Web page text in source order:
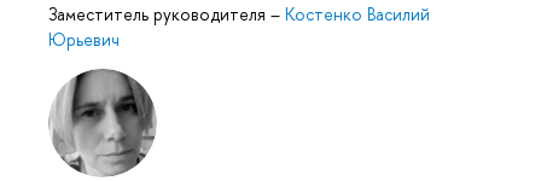
Заместитель руководителя – Костенко Василий
Юрьевич